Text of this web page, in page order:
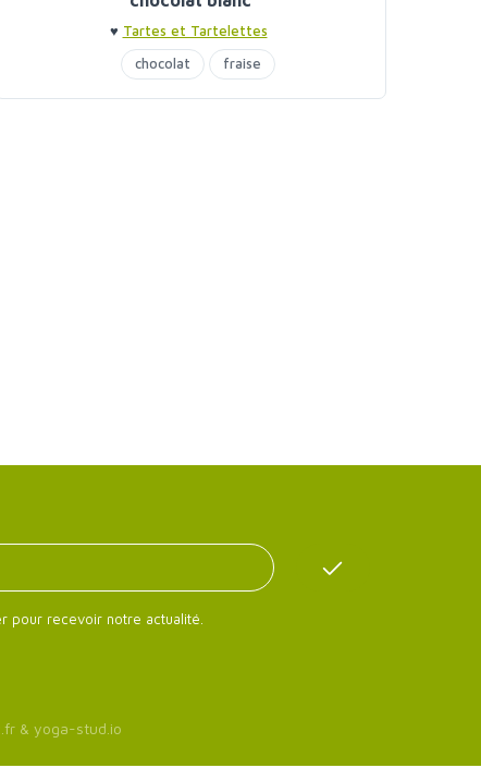
♥ Tartes et Tartelettes
chocolat
fraise
pour recevoir notre actualité.
& yoga-stud.io